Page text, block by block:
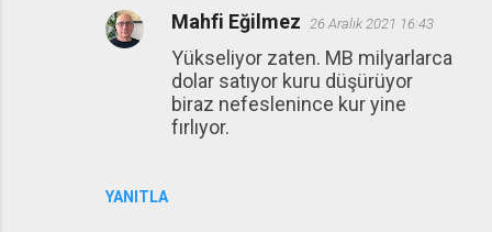
YANITLA
Mahfi Eğilmez 26 Aralık 2021 16:43
Yükseliyor zaten. MB milyarlarca
dolar satıyor kuru düşürüyor
biraz nefeslenince kur yine
fırlıyor.